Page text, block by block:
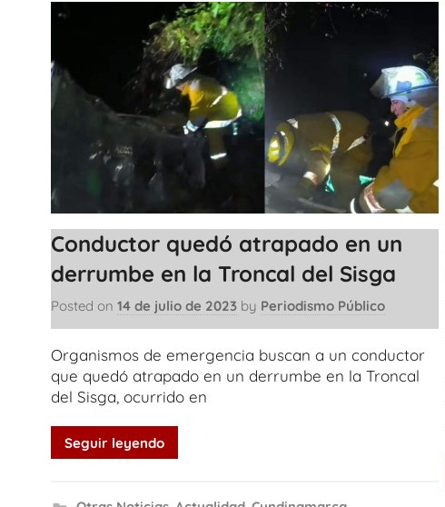
Conductor quedó atrapado en un
derrumbe en la Troncal del Sisga
Posted on 14 de julio de 2023 by Periodismo Público
Organismos de emergencia buscan a un conductor
que quedó atrapado en un derrumbe en la Troncal
del Sisga, ocurrido en
Seguir leyendo